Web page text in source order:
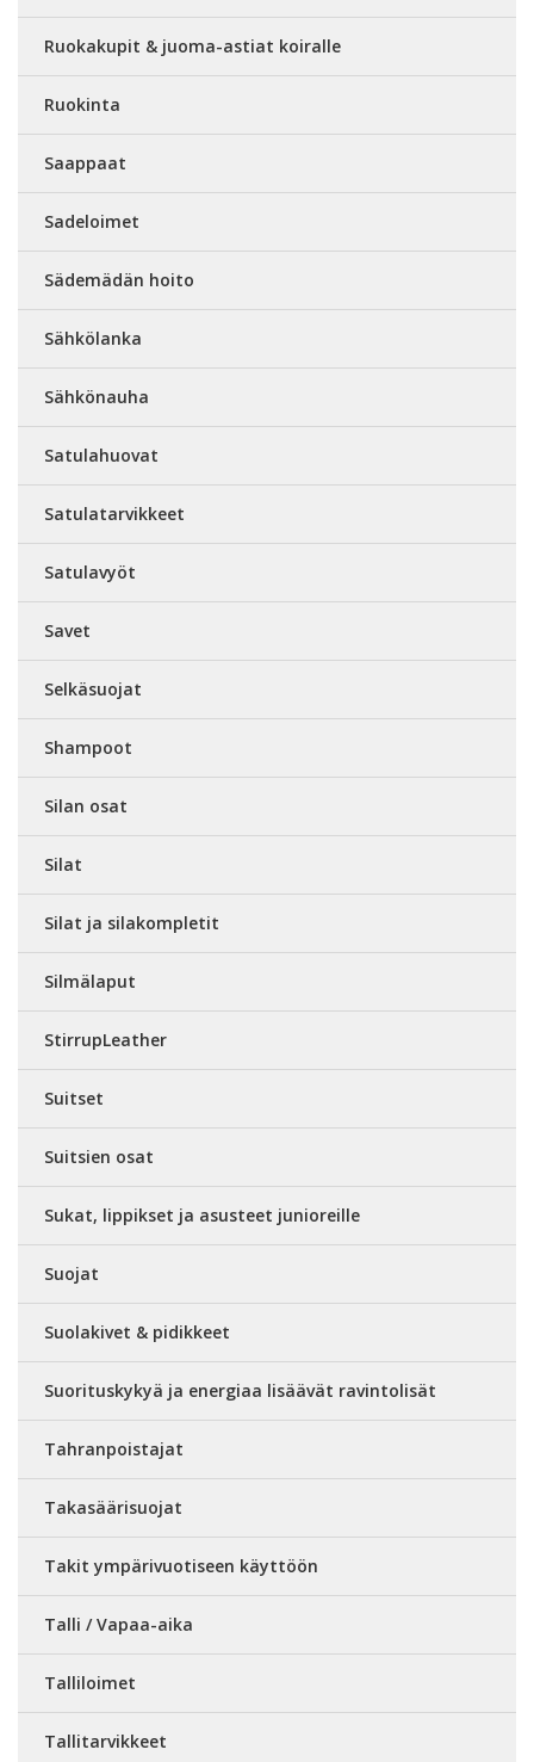
Ruokakupit & juoma-astiat koiralle
Ruokinta
Saappaat
Sadeloimet
Sädemädän hoito
Sähkölanka
Sähkönauha
Satulahuovat
Satulatarvikkeet
Satulavyöt
Savet
Selkäsuojat
Shampoot
Silan osat
Silat
Silat ja silakompletit
Silmälaput
StirrupLeather
Suitset
Suitsien osat
Sukat, lippikset ja asusteet junioreille
Suojat
Suolakivet & pidikkeet
Suorituskykyä ja energiaa lisäävät ravintolisät
Tahranpoistajat
Takasäärisuojat
Takit ympärivuotiseen käyttöön
Talli / Vapaa-aika
Talliloimet
Tallitarvikkeet